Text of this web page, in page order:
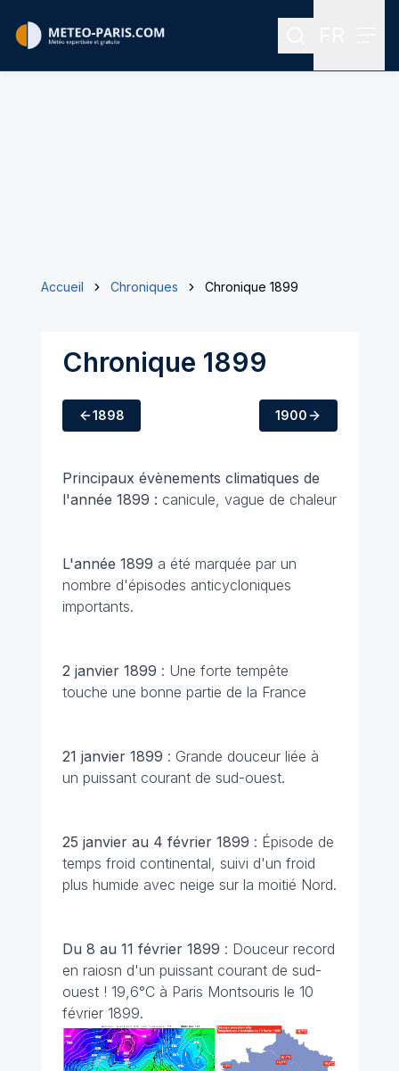
Rechercher
Accueil Chroniques Chronique 1899
Chronique 1899
1898 1900
Principaux évènements climatiques de
l'année 1899 : canicule, vague de chaleur
L'année 1899 a été marquée par un
nombre d'épisodes anticycloniques
importants.
2 janvier 1899 : Une forte tempête
touche une bonne partie de la France
21 janvier 1899 : Grande douceur liée à
un puissant courant de sud-ouest.
25 janvier au 4 février 1899 : Épisode de
temps froid continental, suivi d'un froid
plus humide avec neige sur la moitié Nord.
Du 8 au 11 février 1899 : Douceur record
en raiosn d'un puissant courant de sud-
ouest ! 19,6°C à Paris Montsouris le 10
février 1899.